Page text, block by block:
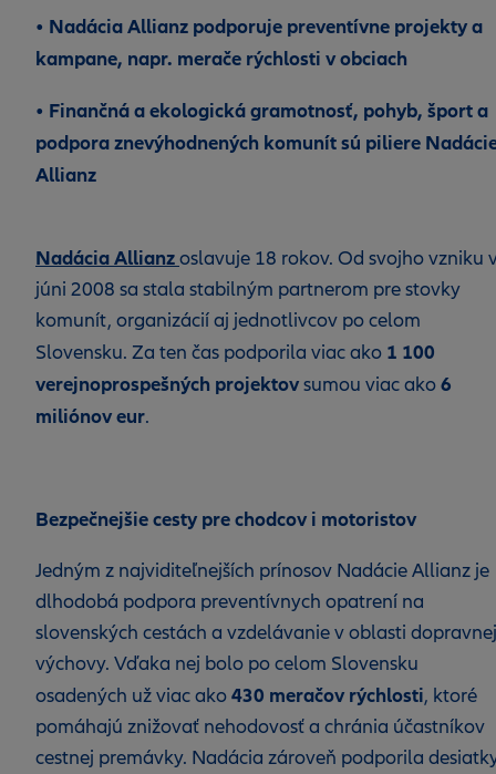
• Nadácia Allianz podporuje preventívne projekty a
kampane, napr. merače rýchlosti v obciach
• Finančná a ekologická gramotnosť, pohyb, šport a
podpora znevýhodnených komunít sú piliere
Allianz
Nadácia Allianzoslavuje 18 rokov. Od svojho vzniku
júni 2008 sa stala stabilným partnerom pre stovky
komunít, organizácií aj jednotlivcov po celom
Slovensku. Za ten čas podporila viac ako 1 100
verejnoprospešných projektovsumou viac ako6
miliónov eur.
Bezpečnejšie cesty pre chodcov i motoristov
Jedným z najviditeľnejších prínosov Nadácie Allianz je
dlhodobá podpora preventívnych opatrení na
slovenských cestách a vzdelávanie v oblasti dopravnej
výchovy. Vďaka nej bolo po celom Slovensku
osadených už viac ako430 meračov rýchlosti, ktoré
pomáhajú znižovať nehodovosť a chránia účastníkov
cestnej premávky. Nadácia zároveň podporila